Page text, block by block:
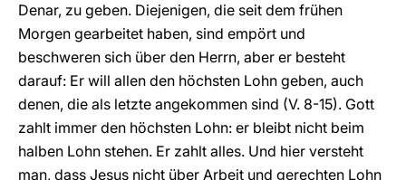
Denar, zu geben. Diejenigen, die seit dem frühen
Morgen gearbeitet haben, sind empört und
beschweren sich über den Herrn, aber er besteht
darauf: Er will allen den höchsten Lohn geben, auch
denen, die als letzte angekommen sind (V. 8-15). Gott
zahlt immer den höchsten Lohn: er bleibt nicht beim
halben Lohn stehen. Er zahlt alles. Und hier versteht
man, dass Jesus nicht über Arbeit und gerechten Lohn